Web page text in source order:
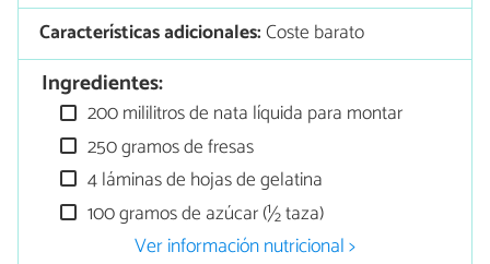
Características adicionales:Coste barato
Ingredientes:
200 mililitros de nata líquida para montar
250 gramos de fresas
4 láminas de hojas de gelatina
100 gramos de azúcar (½ taza)
Ver información nutricional >